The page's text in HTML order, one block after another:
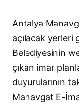
Antalya
açılacak yerleri
Belediyesinin
çıkan imar
duyurularının
Manavgat E-